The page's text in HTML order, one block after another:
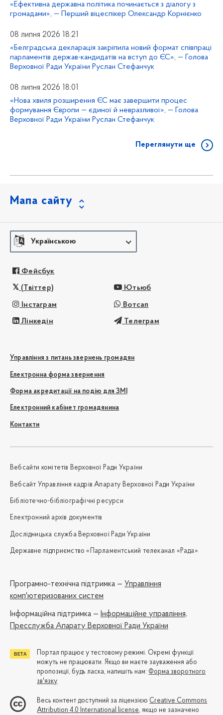
«Ефективна державна політика починається з діалогу з
громадами», — Перший віцеспікер Олександр Корнієнко
08 липня 2026 18:21
«Белградська декларація закріпила новий формат співпраці
парламентів держав-кандидатів на вступ до ЄС», — Голова
Верховної Ради України Руслан Стефанчук
08 липня 2026 18:01
«Нова хвиля розширення ЄС має завершити процес
формування Європи — єдиної й невразливої», — Голова
Верховної Ради України Руслан Стефанчук
Переглянути ще
Мапа сайту
Українською
Фейсбук
(Твіттер) Ютьюб
Інстаграм Вотсап
Лінкедін Телеграм
Управління з питань звернень громадян
Електронна форма звернення
Форма акредитації на подію для ЗМІ
Електронний кабінет громадянина
Контакти
Вебсайти комітетів Верховної Ради України
Вебсайт Управління кадрів Апарату Верховної Ради України
Бібліотечно-бібліографічні ресурси
Електронний архів документів
Дослідницька служба Верховної Ради України
Державне підприємство «Парламентський телеканал «Рада»
Програмно-технічна підтримка — Управління
комп'ютеризованих систем
Iнформаційна підтримка — Інформаційне управління,
Пресслужба Апарату Верховної Ради України
Портал працює у тестовому режимі. Окремі функції
можуть не працювати. Якщо ви маєте зауваження або
пропозиції, будь ласка, напишіть нам: Форма зворотного
зв'язку
Весь контент доступний за ліцензією Creative Commons
Attribution 4.0 International license, якщо не зазначено